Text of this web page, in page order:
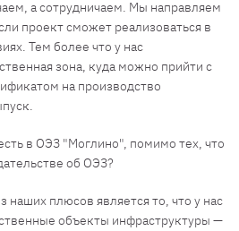
а сотрудничаем. Мы направляем
проект сможет реализоваться в
Тем более что у нас
зона, куда можно прийти с
на производство
в ОЭЗ "Моглино", помимо тех, что
об ОЭЗ?
плюсов является то, что у нас
объекты инфраструктуры —